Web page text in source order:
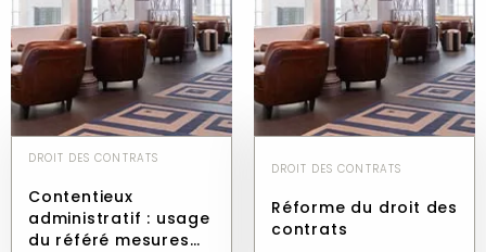
DROIT DES CONTRATS
Contentieux
administratif : usage
du référé mesures…
DROIT DES CONTRATS
Réforme du droit des
contrats